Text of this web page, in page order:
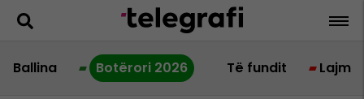
Ballina Botërori 2026 Të fundit Lajme